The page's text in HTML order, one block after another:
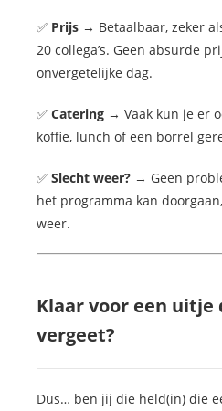
✅ Prijs → Betaalbaar, zeker
20 collega’s. Geen absurde
onvergetelijke dag.
✅ Catering → Vaak kun je er
koffie, lunch of een borrel
✅ Slecht weer? → Geen
het programma kan
weer.
Klaar voor een uitje
vergeet?
Dus… ben jij die held(in) die